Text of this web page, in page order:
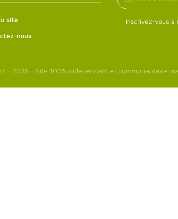
site
nous
Inscrivez-vous à
- 2026 - Site 100% indépendant et communautaire